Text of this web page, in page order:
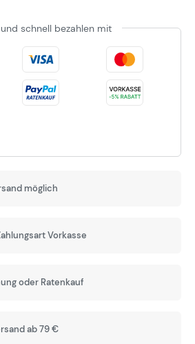
schnell bezahlen mit
möglich
Vorkasse
oder Ratenkauf
ab 79 €